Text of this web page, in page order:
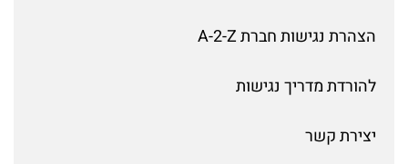
הצהרת נגישות חברת A-2-Z
להורדת מדריך נגישות
יצירת קשר